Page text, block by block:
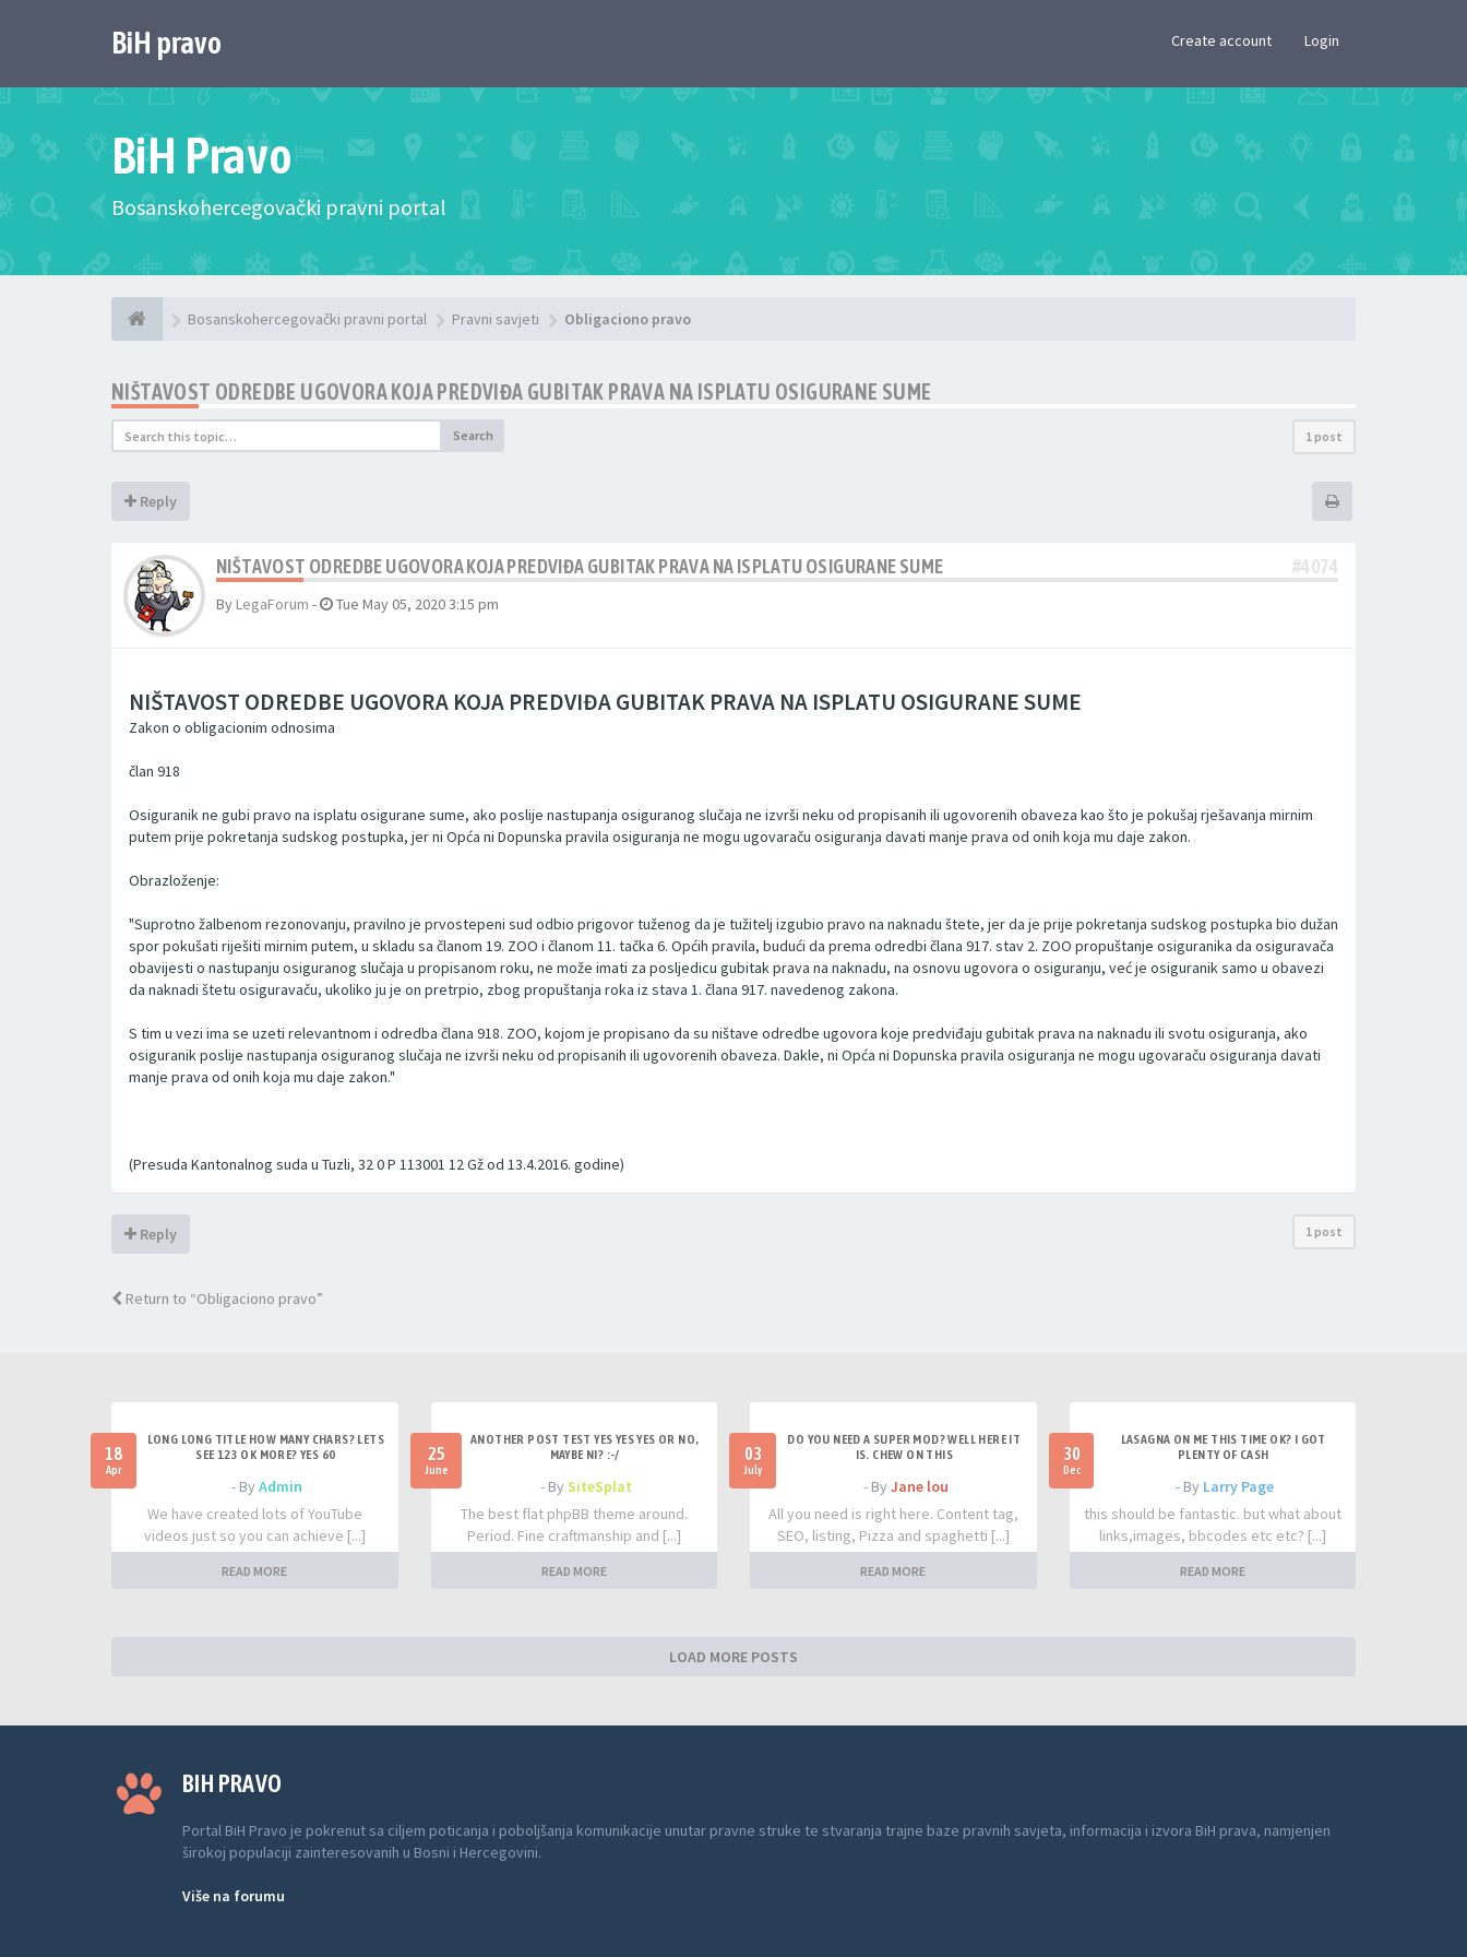
BiH pravo Create account Login
BiH Pravo
Bosanskohercegovački pravni portal
Bosanskohercegovački pravni portal Pravni savjeti Obligaciono pravo
NIŠTAVOST ODREDBE UGOVORA KOJA PREDVIĐA GUBITAK PRAVA NA ISPLATU OSIGURANE SUME
Search 1 post
Reply
NIŠTAVOST ODREDBE UGOVORA KOJA PREDVIĐA GUBITAK PRAVA NA ISPLATU OSIGURANE SUME #4074
By LegaForum - Tue May 05, 2020 3:15 pm
NIŠTAVOST ODREDBE UGOVORA KOJA PREDVIĐA GUBITAK PRAVA NA ISPLATU OSIGURANE SUME
Zakon o obligacionim odnosima
član 918
Osiguranik ne gubi pravo na isplatu osigurane sume, ako poslije nastupanja osiguranog slučaja ne izvrši neku od propisanih ili ugovorenih obaveza kao što je pokušaj rješavanja mirnim
putem prije pokretanja sudskog postupka, jer ni Opća ni Dopunska pravila osiguranja ne mogu ugovaraču osiguranja davati manje prava od onih koja mu daje zakon.
Obrazloženje:
"Suprotno žalbenom rezonovanju, pravilno je prvostepeni sud odbio prigovor tuženog da je tužitelj izgubio pravo na naknadu štete, jer da je prije pokretanja sudskog postupka bio dužan
spor pokušati riješiti mirnim putem, u skladu sa članom 19. ZOO i članom 11. tačka 6. Općih pravila, budući da prema odredbi člana 917. stav 2. ZOO propuštanje osiguranika da osiguravača
obavijesti o nastupanju osiguranog slučaja u propisanom roku, ne može imati za posljedicu gubitak prava na naknadu, na osnovu ugovora o osiguranju, već je osiguranik samo u obavezi
da naknadi štetu osiguravaču, ukoliko ju je on pretrpio, zbog propuštanja roka iz stava 1. člana 917. navedenog zakona.
S tim u vezi ima se uzeti relevantnom i odredba člana 918. ZOO, kojom je propisano da su ništave odredbe ugovora koje predviđaju gubitak prava na naknadu ili svotu osiguranja, ako
osiguranik poslije nastupanja osiguranog slučaja ne izvrši neku od propisanih ili ugovorenih obaveza. Dakle, ni Opća ni Dopunska pravila osiguranja ne mogu ugovaraču osiguranja davati
manje prava od onih koja mu daje zakon."
(Presuda Kantonalnog suda u Tuzli, 32 0 P 113001 12 Gž od 13.4.2016. godine)
Reply 1 post
Return to “Obligaciono pravo”
18
Apr
LONG LONG TITLE HOW MANY CHARS? LETS
SEE 123 OK MORE? YES 60
- ByAdmin
We have created lots of YouTube
videos just so you can achieve [...]
READ MORE
25
June
ANOTHER POST TEST YES YES YES OR NO,
MAYBE NI? :-/
- BySiteSplat
The best flat phpBB theme around.
Period. Fine craftmanship and [...]
READ MORE
03
July
DO YOU NEED A SUPER MOD? WELL HERE IT
IS. CHEW ON THIS
- By Jane lou
All you need is right here. Content tag,
SEO, listing, Pizza and spaghetti [...]
READ MORE
30
Dec
LASAGNA ON ME THIS TIME OK? I GOT
PLENTY OF CASH
- By Larry Page
this should be fantastic. but what about
links,images, bbcodes etc etc? [...]
READ MORE
LOAD MORE POSTS
BIH PRAVO
Portal BiH Pravo je pokrenut sa ciljem poticanja i poboljšanja komunikacije unutar pravne struke te stvaranja trajne baze pravnih savjeta, informacija i izvora BiH prava, namjenjen
širokoj populaciji zainteresovanih u Bosni i Hercegovini.
Više na forumu